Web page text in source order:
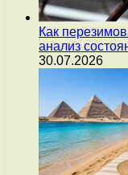
Как
анализ
30.07.2026